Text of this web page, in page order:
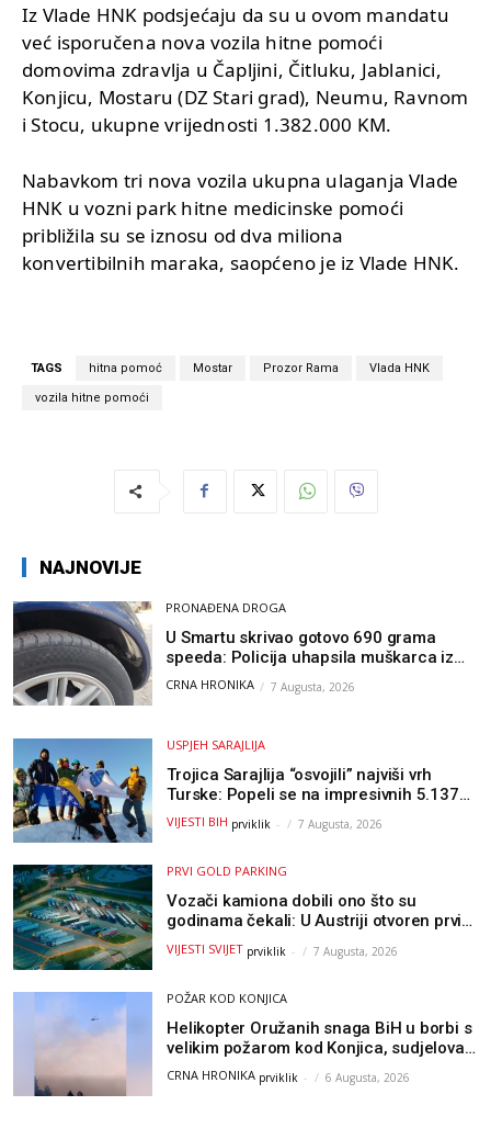
Iz Vlade HNK podsjećaju da su u ovom mandatu
već isporučena nova vozila hitne pomoći
domovima zdravlja u Čapljini, Čitluku, Jablanici,
Konjicu, Mostaru (DZ Stari grad), Neumu, Ravnom
i Stocu, ukupne vrijednosti 1.382.000 KM.
Nabavkom tri nova vozila ukupna ulaganja Vlade
HNK u vozni park hitne medicinske pomoći
približila su se iznosu od dva miliona
konvertibilnih maraka, saopćeno je iz Vlade HNK.
TAGS hitna pomoć Mostar Prozor Rama Vlada HNK
vozila hitne pomoći
NAJNOVIJE
PRONAĐENA DROGA
U Smartu skrivao gotovo 690 grama
speeda: Policija uhapsila muškarca iz
Hercegovine
CRNA HRONIKA 7 Augusta, 2026
USPJEH SARAJLIJA
Trojica Sarajlija “osvojili” najviši vrh
Turske: Popeli se na impresivnih 5.137
metara
VIJESTI BIH prviklik - 7 Augusta, 2026
PRVI GOLD PARKING
Vozači kamiona dobili ono što su
godinama čekali: U Austriji otvoren prvi
GOLD sigurni parking
VIJESTI SVIJET prviklik - 7 Augusta, 2026
POŽAR KOD KONJICA
Helikopter Oružanih snaga BiH u borbi s
velikim požarom kod Konjica, sudjelovao
i Air Tractor
CRNA HRONIKA prviklik - 6 Augusta, 2026